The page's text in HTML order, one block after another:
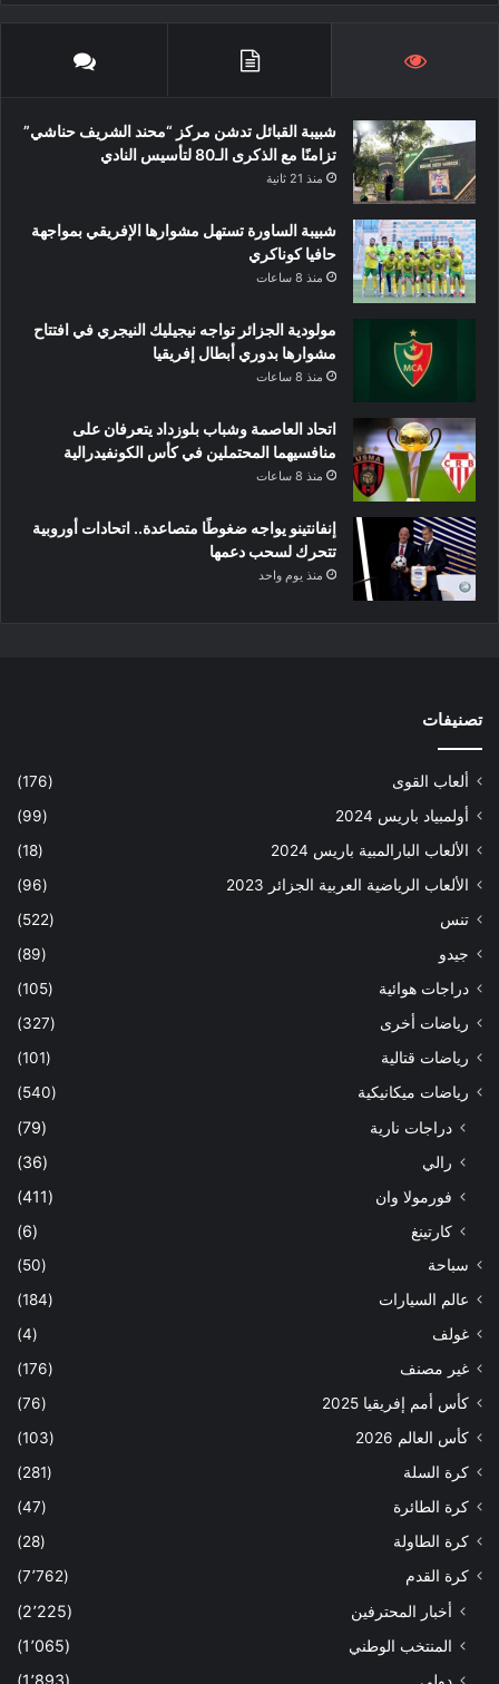
شبيبة القبائل تدشن مركز “محند الشريف حناشي”
تزامنًا مع الذكرى الـ80 لتأسيس النادي
منذ 21 ثانية
شبيبة الساورة تستهل مشوارها الإفريقي بمواجهة
حافيا كوناكري
منذ 8 ساعات
مولودية الجزائر تواجه نيجيليك النيجري في افتتاح
مشوارها بدوري أبطال إفريقيا
منذ 8 ساعات
اتحاد العاصمة وشباب بلوزداد يتعرفان على
منافسيهما المحتملين في كأس الكونفيدرالية
منذ 8 ساعات
إنفانتينو يواجه ضغوطًا متصاعدة.. اتحادات أوروبية
تتحرك لسحب دعمها
منذ يوم واحد
تصنيفات
ألعاب القوى
(176)
أولمبياد باريس 2024
(99)
الألعاب البارالمبية باريس 2024
(18)
الألعاب الرياضية العربية الجزائر 2023
(96)
تنس
(522)
جيدو
(89)
دراجات هوائية
(105)
رياضات أخرى
(327)
رياضات قتالية
(101)
رياضات ميكانيكية
(540)
دراجات نارية
(79)
رالي
(36)
فورمولا وان
(411)
كارتينغ
(6)
سباحة
(50)
عالم السيارات
(184)
غولف
(4)
غير مصنف
(176)
كأس أمم إفريقيا 2025
(76)
كأس العالم 2026
(103)
كرة السلة
(281)
كرة الطائرة
(47)
كرة الطاولة
(28)
كرة القدم
(7٬762)
أخبار المحترفين
(2٬225)
المنتخب الوطني
(1٬065)